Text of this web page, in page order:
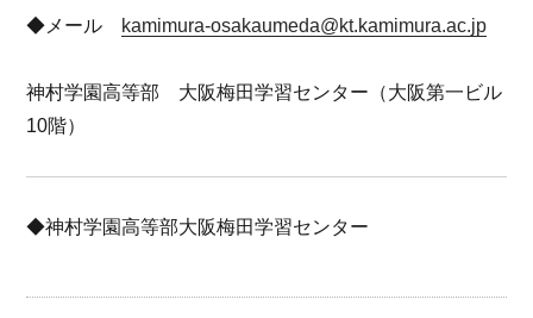
◆メール kamimura-osakaumeda@kt.kamimura.ac.jp
神村学園高等部 大阪梅田学習センター（大阪第一ビル
10階）
◆神村学園高等部大阪梅田学習センター